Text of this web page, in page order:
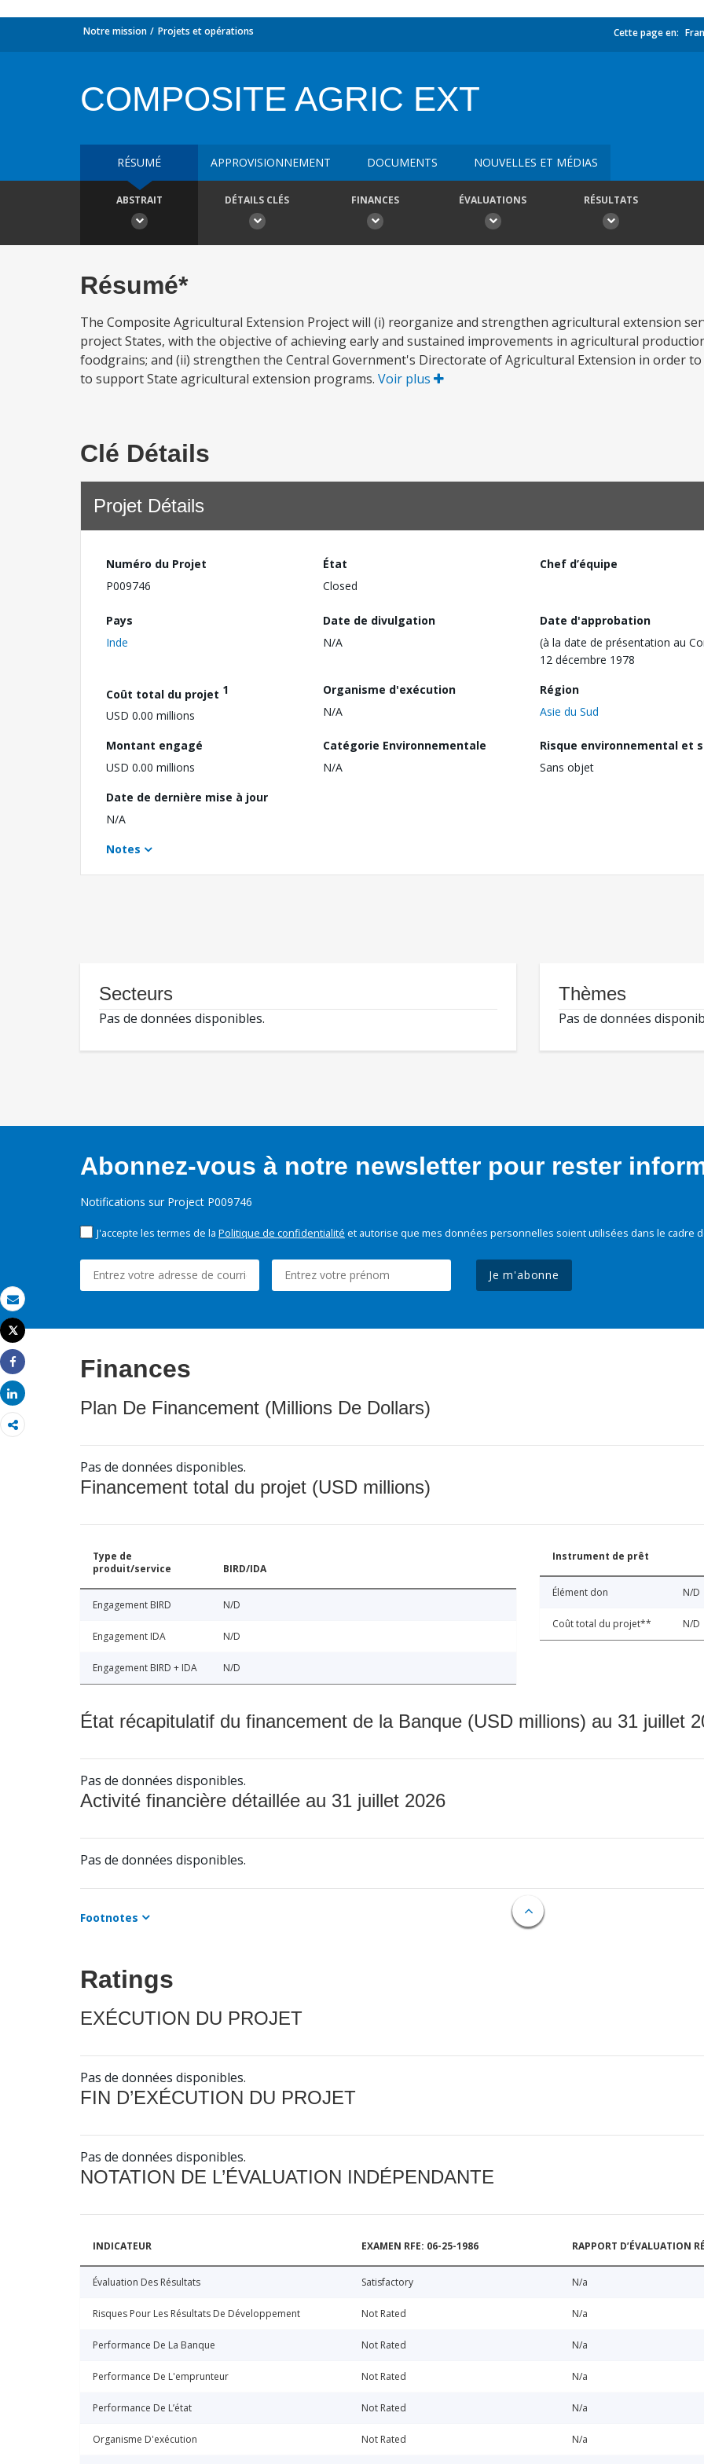
Email
Imprimer
Tweet
Share
Share
Notre mission Projets et opérations Cette page en:
COMPOSITE AGRIC EXT
RÉSUMÉ APPROVISIONNEMENT DOCUMENTS NOUVELLES ET MÉDIAS
ABSTRAIT DÉTAILS CLÉS FINANCES ÉVALUATIONS RÉSULTATS
Résumé*
The Composite Agricultural Extension Project will (i) reorganize and strengthen agricultural extension
project States, with the objective of achieving early and sustained improvements in agricultural
foodgrains; and (ii) strengthen the Central Government's Directorate of Agricultural Extension in order
to support State agricultural extension programs. Voir plus
Clé Détails
Projet Détails
Numéro du Projet
P009746
État
Closed
Chef d’équipe
Pays
Inde
Date de divulgation
N/A
Date d'approbation
(à la date de présentation au
12 décembre 1978
Coût total du projet 1
USD 0.00 millions
Organisme d'exécution
N/A
Région
Asie du Sud
Montant engagé
USD 0.00 millions
Catégorie Environnementale
N/A
Risque environnemental et
Sans objet
Date de dernière mise à jour
N/A
Notes
Secteurs
Pas de données disponibles.
Thèmes
Pas de données
Abonnez-vous à notre newsletter pour rester
Notifications sur Project P009746
J'accepte les termes de la Politique de confidentialité et autorise que mes données personnelles soient utilisées dans le cadre
Je m'abonne
Finances
Plan De Financement (Millions De Dollars)
Pas de données disponibles.
Financement total du projet (USD millions)
Type de
produit/service
BIRD/IDA
Engagement BIRD N/D
Engagement IDA N/D
Engagement BIRD + IDA N/D
Instrument de prêt
Élément don N/D
Coût total du projet** N/D
État récapitulatif du financement de la Banque (USD millions) au 31 juillet
Pas de données disponibles.
Activité financière détaillée au 31 juillet 2026
Pas de données disponibles.
Footnotes
Ratings
EXÉCUTION DU PROJET
Pas de données disponibles.
FIN D’EXÉCUTION DU PROJET
Pas de données disponibles.
NOTATION DE L’ÉVALUATION INDÉPENDANTE
INDICATEUR EXAMEN RFE: 06-25-1986 RAPPORT D’ÉVALUATION
Évaluation Des Résultats Satisfactory N/a
Risques Pour Les Résultats De Développement Not Rated N/a
Performance De La Banque Not Rated N/a
Performance De L'emprunteur Not Rated N/a
Performance De L’état Not Rated N/a
Organisme D'exécution Not Rated N/a